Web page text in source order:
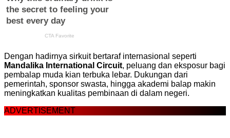
Dengan hadirnya sirkuit bertaraf internasional seperti
Mandalika International Circuit, peluang dan eksposur bagi
pembalap muda kian terbuka lebar. Dukungan dari
pemerintah, sponsor swasta, hingga akademi balap makin
meningkatkan kualitas pembinaan di dalam negeri.
ADVERTISEMENT